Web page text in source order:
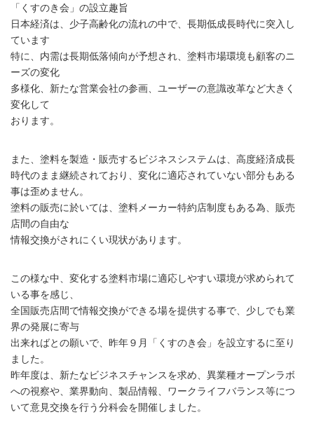
「くすのき会」の設立趣旨
日本経済は、少子高齢化の流れの中で、長期低成長時代に突入し
ています
特に、内需は長期低落傾向が予想され、塗料市場環境も顧客のニ
ーズの変化
多様化、新たな営業会社の参画、ユーザーの意識改革など大きく
変化して
おります。
また、塗料を製造・販売するビジネスシステムは、高度経済成長
時代のまま継続されており、変化に適応されていない部分もある
事は歪めません。
塗料の販売に於いては、塗料メーカー特約店制度もある為、販売
店間の自由な
情報交換がされにくい現状があります。
この様な中、変化する塗料市場に適応しやすい環境が求められて
いる事を感じ、
全国販売店間で情報交換ができる場を提供する事で、少しでも業
界の発展に寄与
出来ればとの願いで、昨年９月「くすのき会」を設立するに至り
ました。
昨年度は、新たなビジネスチャンスを求め、異業種オープンラボ
への視察や、業界動向、製品情報、ワークライフバランス等につ
いて意見交換を行う分科会を開催しました。